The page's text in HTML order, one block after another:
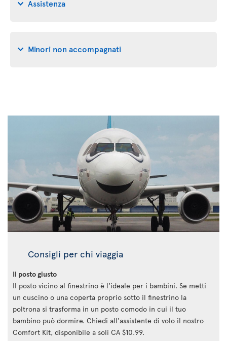
Assistenza
Minori non accompagnati
Consigli per chi viaggia
Il posto giusto
Il posto vicino al finestrino è l'ideale per i bambini. Se metti
un cuscino o una coperta proprio sotto il finestrino la
poltrona si trasforma in un posto comodo in cui il tuo
bambino può dormire. Chiedi all'assistente di volo il nostro
Comfort Kit, disponibile a soli CA $10.99.